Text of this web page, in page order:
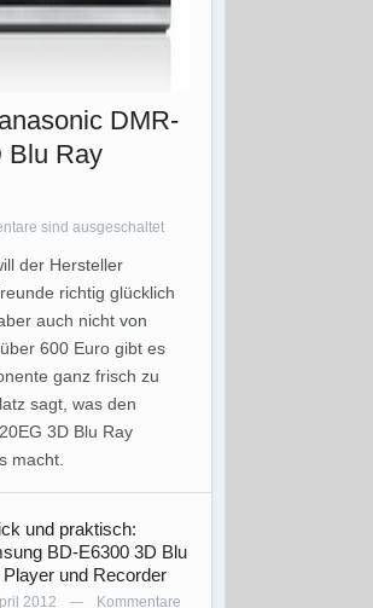
DMR-
Blu Ray
sind ausgeschaltet
der Hersteller
richtig glücklich
auch nicht von
600 Euro gibt es
ganz frisch zu
sagt, was den
3D Blu Ray
macht.
und praktisch:
BD-E6300 3D Blu
Player und Recorder
2012 — Kommentare